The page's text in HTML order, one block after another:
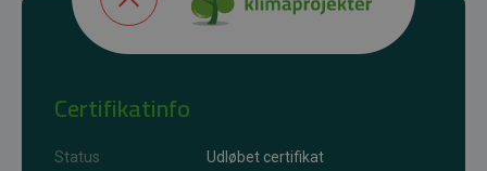
Certifikatinfo
Status
Udløbet certifikat